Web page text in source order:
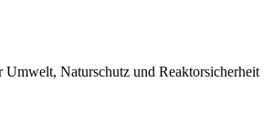
Umwelt, Naturschutz und Reaktorsicherheit